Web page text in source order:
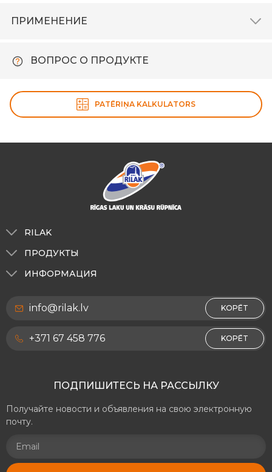
ПРИМЕНЕНИЕ
ВОПРОС О ПРОДУКТЕ
PATĒRIŅA KALKULATORS
RILAK
О нас
Тонирование
RILAK Литва
ПРОДУКТЫ
Для наружных работ
Декоративные покрытия RILAKDEKOR
Прочие материалы
ИНФОРМАЦИЯ
Политика конфиденциальности
info@rilak.lv KOPĒT
+371 67 458 776 KOPĒT
ПОДПИШИТЕСЬ НА РАССЫЛКУ
Получайте новости и объявления на свою электронную
почту.